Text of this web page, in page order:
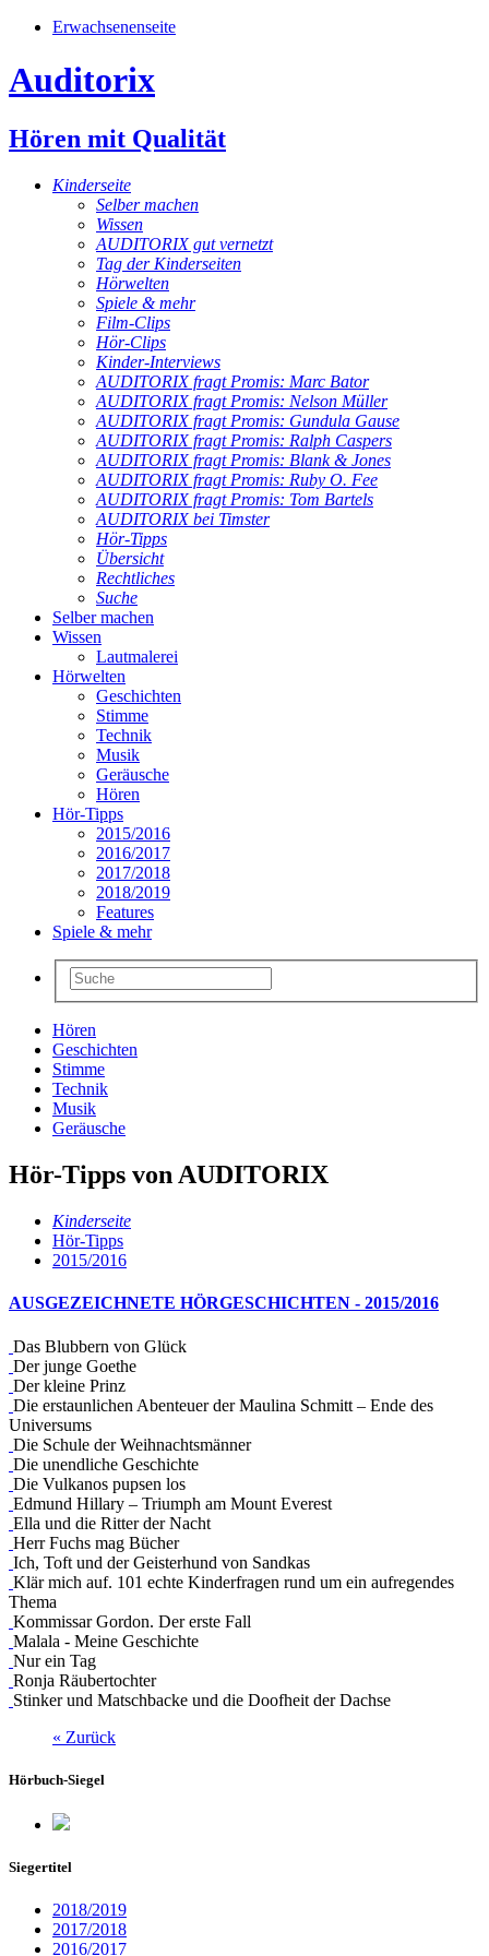
Erwachsenenseite
Auditorix
Hören mit Qualität
Kinderseite
Selber machen
Wissen
AUDITORIX gut vernetzt
Tag der Kinderseiten
Hörwelten
Spiele & mehr
Film-Clips
Hör-Clips
Kinder-Interviews
AUDITORIX fragt Promis: Marc Bator
AUDITORIX fragt Promis: Nelson Müller
AUDITORIX fragt Promis: Gundula Gause
AUDITORIX fragt Promis: Ralph Caspers
AUDITORIX fragt Promis: Blank & Jones
AUDITORIX fragt Promis: Ruby O. Fee
AUDITORIX fragt Promis: Tom Bartels
AUDITORIX bei Timster
Hör-Tipps
Übersicht
Rechtliches
Suche
Selber machen
Wissen
Lautmalerei
Hörwelten
Geschichten
Stimme
Technik
Musik
Geräusche
Hören
Hör-Tipps
2015/2016
2016/2017
2017/2018
2018/2019
Features
Spiele & mehr
Hören
Geschichten
Stimme
Technik
Musik
Geräusche
Hör-Tipps von AUDITORIX
Kinderseite
Hör-Tipps
2015/2016
AUSGEZEICHNETE HÖRGESCHICHTEN - 2015/2016
Das Blubbern von Glück
Der junge Goethe
Der kleine Prinz
Die erstaunlichen Abenteuer der Maulina Schmitt – Ende des
Universums
Die Schule der Weihnachtsmänner
Die unendliche Geschichte
Die Vulkanos pupsen los
Edmund Hillary – Triumph am Mount Everest
Ella und die Ritter der Nacht
Herr Fuchs mag Bücher
Ich, Toft und der Geisterhund von Sandkas
Klär mich auf. 101 echte Kinderfragen rund um ein aufregendes
Thema
Kommissar Gordon. Der erste Fall
Malala - Meine Geschichte
Nur ein Tag
Ronja Räubertochter
Stinker und Matschbacke und die Doofheit der Dachse
« Zurück
Hörbuch-Siegel
Siegertitel
2018/2019
2017/2018
2016/2017